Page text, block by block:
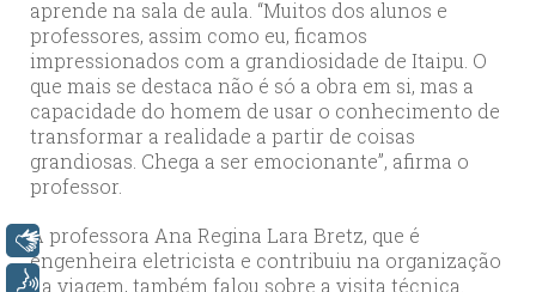
aprende na sala de aula. “Muitos dos alunos e
professores, assim como eu, ficamos
impressionados com a grandiosidade de Itaipu. O
que mais se destaca não é só a obra em si, mas a
capacidade do homem de usar o conhecimento de
transformar a realidade a partir de coisas
grandiosas. Chega a ser emocionante”, afirma o
professor.
A professora Ana Regina Lara Bretz, que é
engenheira eletricista e contribuiu na organização
da viagem, também falou sobre a visita técnica.
Libras
Voz